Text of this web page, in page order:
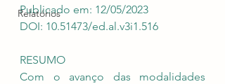
Relatórios
Publicado em: 12/05/2023
DOI: 10.51473/ed.al.v3i1.516
RESUMO
Com o avanço das modalidades